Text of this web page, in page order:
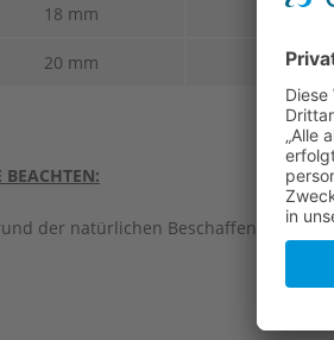
18 mm 16 mm
20 mm 18 mm
BEACHTEN:
der natürlichen Beschaffenheit von